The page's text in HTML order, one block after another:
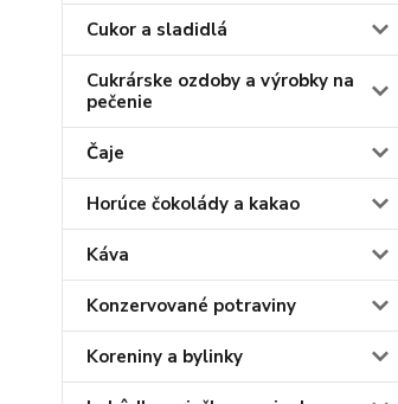
Cukor a sladidlá
Cukrárske ozdoby a výrobky na
pečenie
Čaje
Horúce čokolády a kakao
Káva
Konzervované potraviny
Koreniny a bylinky